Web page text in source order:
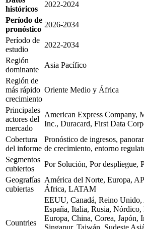
históricos
2022-2024
Período de
pronóstico
2026-2034
Período de
estudio
2022-2034
Región
dominante
Asia Pacífico
Región de
más rápido
crecimiento
Oriente Medio y África
Principales
actores del
mercado
American Express Company,
Inc., Duracard, First Data
Cobertura
del informe
Pronóstico de ingresos,
de crecimiento, entorno
Segmentos
cubiertos
Por Solución, Por despliegue,
Geografías
cubiertas
América del Norte, Europa,
África, LATAM
Countries
EEUU, Canadá, Reino Unido,
España, Italia, Rusia, Nórdico,
Europa, China, Corea, Japón,